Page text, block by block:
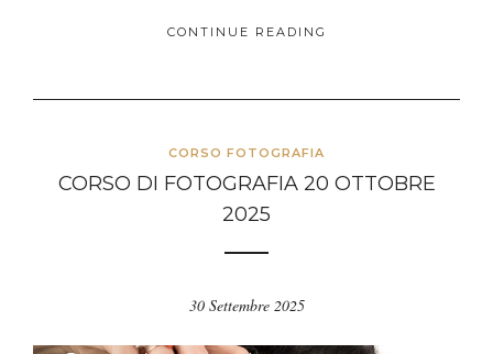
CONTINUE READING
CORSO FOTOGRAFIA
CORSO DI FOTOGRAFIA 20 OTTOBRE
2025
30 Settembre 2025